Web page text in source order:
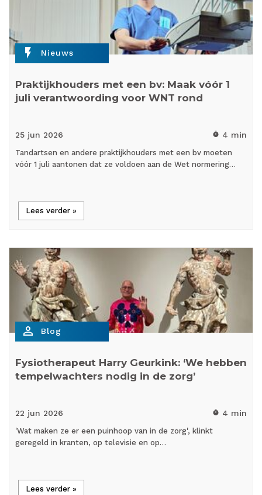
flash_on Nieuws
Praktijkhouders met een bv: Maak vóór 1
juli verantwoording voor WNT rond
25 jun 2026 timer 4 min
Tandartsen en andere praktijkhouders met een bv moeten
vóór 1 juli aantonen dat ze voldoen aan de Wet normering…
Lees verder »
person_outline Blog
Fysiotherapeut Harry Geurkink: ‘We hebben
tempelwachters nodig in de zorg’
22 jun 2026 timer 4 min
'Wat maken ze er een puinhoop van in de zorg', klinkt
geregeld in kranten, op televisie en op…
Lees verder »